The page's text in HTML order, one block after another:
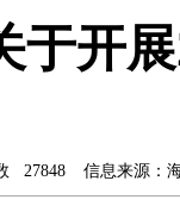
于开
27848 信息来源：